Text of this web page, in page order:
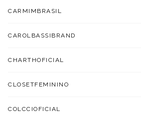
CARMIMBRASIL
CAROLBASSIBRAND
CHARTHOFICIAL
CLOSETFEMININO
COLCCIOFICIAL